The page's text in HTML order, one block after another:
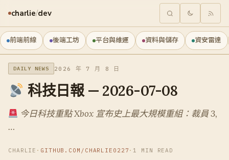
charlie/dev
前端前線 後端工坊 平台與維運 資料與儲存 資安雷達
DAILY NEWS 2026 年 7 月 8 日
科技日報 — 2026-07-08
今日科技重點 Xbox 宣布史上最大規模重組：裁員 3,
…
CHARLIE · GITHUB.COM/CHARLIE0227 · 1 MIN READ